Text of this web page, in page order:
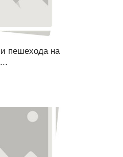
пешехода на